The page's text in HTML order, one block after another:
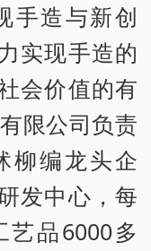
手造与新创
实现手造的
会价值的有
限公司负责
柳编龙头企
发中心，每
品6000多